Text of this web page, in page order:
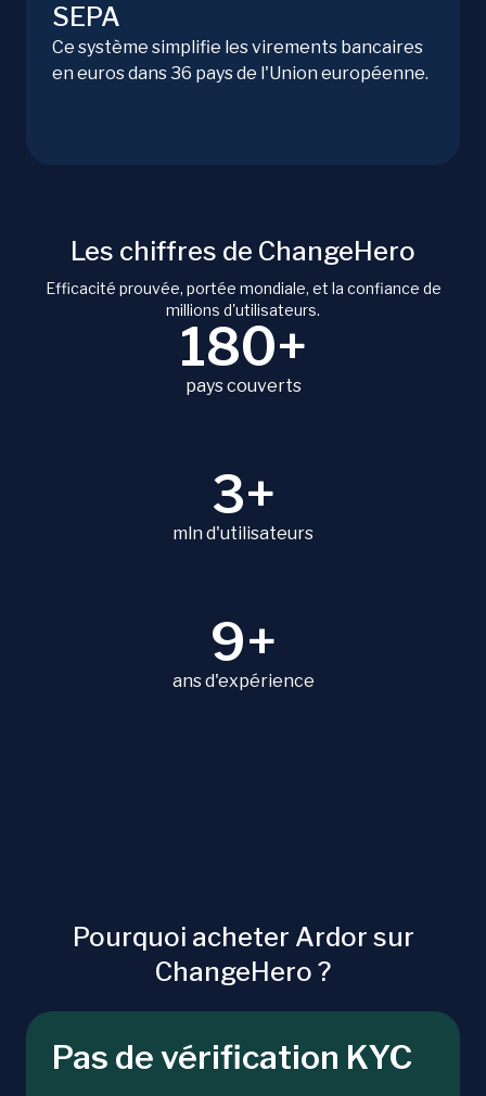
SEPA
Ce système simplifie les virements bancaires
en euros dans 36 pays de l'Union européenne.
Les chiffres de ChangeHero
Efficacité prouvée, portée mondiale, et la confiance de
millions d'utilisateurs.
180+
pays couverts
3+
mln d'utilisateurs
9+
ans d'expérience
Pourquoi acheter Ardor sur
ChangeHero ?
Pas de vérification KYC